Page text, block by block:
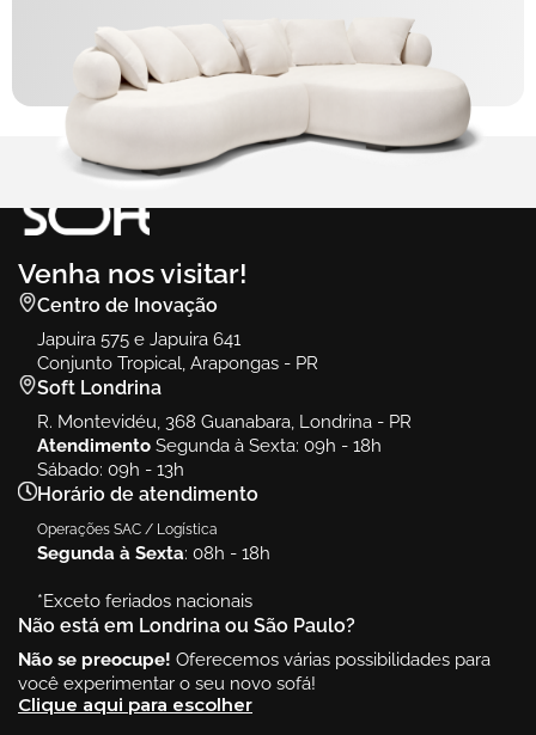
Venha nos visitar!
Centro de Inovação
Japuira 575 e Japuira 641
Conjunto Tropical, Arapongas - PR
Soft Londrina
R. Montevidéu, 368 Guanabara, Londrina - PR
Atendimento Segunda à Sexta: 09h - 18h
Sábado: 09h - 13h
Horário de atendimento
Operações SAC / Logística
Segunda à Sexta: 08h - 18h
*Exceto feriados nacionais
Não está em Londrina ou São Paulo?
Não se preocupe! Oferecemos várias possibilidades para
você experimentar o seu novo sofá!
Clique aqui para escolher